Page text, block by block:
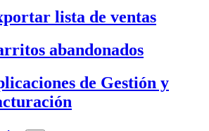
lista de ventas
abandonados
de Gestión y